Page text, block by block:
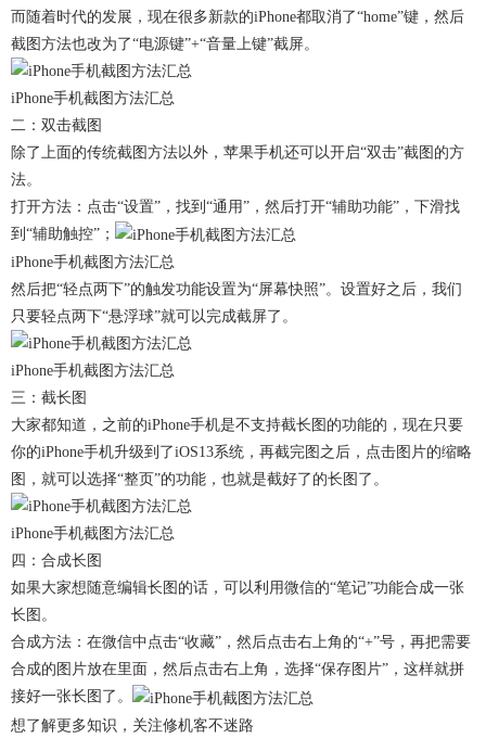
而随着时代的发展，现在很多新款的iPhone都取消了“home”键，然后
截图方法也改为了“电源键”+“音量上键”截屏。
iPhone手机截图方法汇总
二：双击截图
除了上面的传统截图方法以外，苹果手机还可以开启“双击”截图的方
法。
打开方法：点击“设置”，找到“通用”，然后打开“辅助功能”，下滑找
到“辅助触控”；
iPhone手机截图方法汇总
然后把“轻点两下”的触发功能设置为“屏幕快照”。设置好之后，我们
只要轻点两下“悬浮球”就可以完成截屏了。
iPhone手机截图方法汇总
三：截长图
大家都知道，之前的iPhone手机是不支持截长图的功能的，现在只要
你的iPhone手机升级到了iOS13系统，再截完图之后，点击图片的缩略
图，就可以选择“整页”的功能，也就是截好了的长图了。
iPhone手机截图方法汇总
四：合成长图
如果大家想随意编辑长图的话，可以利用微信的“笔记”功能合成一张
长图。
合成方法：在微信中点击“收藏”，然后点击右上角的“+”号，再把需要
合成的图片放在里面，然后点击右上角，选择“保存图片”，这样就拼
接好一张长图了。
想了解更多知识，关注修机客不迷路